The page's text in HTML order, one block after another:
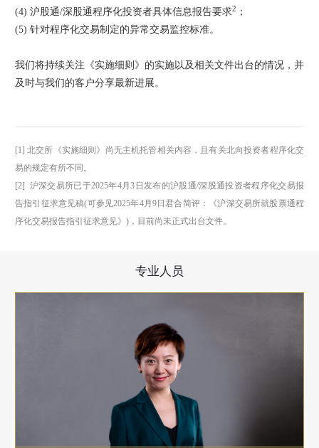
(4) 沪股通/深股通程序化投资者具体信息报告要求2
；
(5) 针对程序化交易制定的异常交易监控标准。
我们将持续关注《实施细则》的实施以及相关文件出台的情况，并
及时与我们的客户分享最新进展。
[1] 北交所《实施细则》尚无主机托管相关内容，且有关北向投资者程序化交
易的规定有所不同。
[2] 沪深交易所已于2025年4月3日发布的沪股通/深股通投资者程序化交易报
告指引征求意见稿(可参见2025年4月9日君合简评：《沪深交易所就股票通程
序化交易报告指引征求意见》)，目前尚未正式出台文件。
专业人员